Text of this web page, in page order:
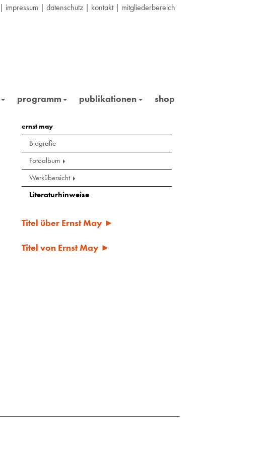
| impressum | datenschutz | kontakt| mitgliederbereich
programm publikationen shop
ernst may
Biografie
Fotoalbum
Werkübersicht
Literaturhinweise
Titel über Ernst May ►
Titel von Ernst May ►